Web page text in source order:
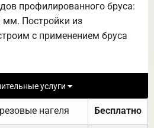
профилированного бруса:
мм. Постройки из
с применением бруса
услуги
нагеля Бесплатно